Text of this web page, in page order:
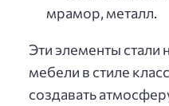
мрамор, металл.
Эти элементы
мебели в стиле
создавать